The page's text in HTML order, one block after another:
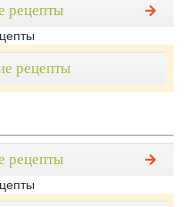
рецепты
рецепты
рецепты